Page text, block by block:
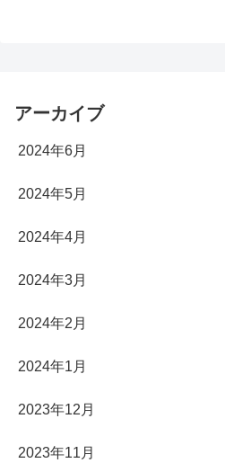
アーカイブ
2024年6月
2024年5月
2024年4月
2024年3月
2024年2月
2024年1月
2023年12月
2023年11月